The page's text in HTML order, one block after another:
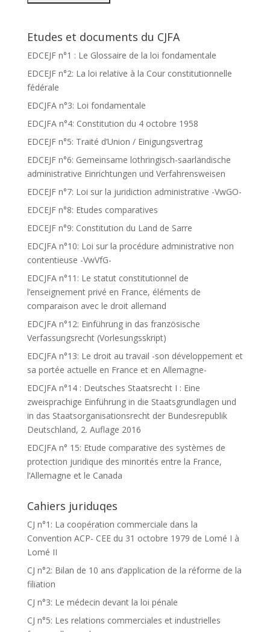
Etudes et documents du CJFA
EDCEJF n°1 : Le Glossaire de la loi fondamentale
EDCEJF n°2: La loi relative à la Cour constitutionnelle
fédérale
EDCJFA n°3: Loi fondamentale
EDCJFA n°4: Constitution du 4 octobre 1958
EDCEJF n°5: Traité d’Union / Einigungsvertrag
EDCEJF n°6: Gemeinsame lothringisch-saarländische
administrative Einrichtungen und Verfahrensweisen
EDCEJF n°7: Loi sur la juridiction administrative -VwGO-
EDCEJF n°8: Etudes comparatives
EDCEJF n°9: Constitution du Land de Sarre
EDCJFA n°10: Loi sur la procédure administrative non
contentieuse -VwVfG-
EDCJFA n°11: Le statut constitutionnel de
l’enseignement privé en France, éléments de
comparaison avec le droit allemand
EDCJFA n°12: Einführung in das französische
Verfassungsrecht (Vorlesungsskript)
EDCJFA n°13: Le droit au travail -son développement et
sa portée actuelle en France et en Allemagne-
EDCJFA n°14 : Deutsches Staatsrecht I : Eine
zweisprachige Einführung in die Staatsgrundlagen und
in das Staatsorganisationsrecht der Bundesrepublik
Deutschland, 2. Auflage 2016
EDCJFA n° 15: Etude comparative des systèmes de
protection juridique des minorités entre la France,
l’Allemagne et le Canada
Cahiers juriduqes
CJ n°1: La coopération commerciale dans la
Convention ACP- CEE du 31 octobre 1979 de Lomé I à
Lomé II
CJ n°2: Bilan de 10 ans d’application de la réforme de la
filiation
CJ n°3: Le médecin devant la loi pénale
CJ n°5: Les relations commerciales et industrielles